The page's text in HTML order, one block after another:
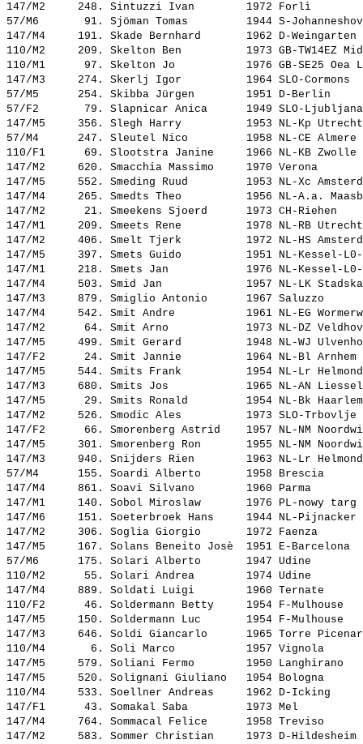
147/M2     248. Sintuzzi Ivan
1972 Forlì
57/M6       91. Sjöman Tomas
1944 S-
147/M4     191. Skade Bernhard
1962 D-
110/M2     209. Skelton Ben
1973 GB-
110/M1      97. Skelton Jo
1976 GB-SE25
147/M3     274. Skerlj Igor
1964 SLO-
57/M5      254. Skibba Jürgen
1951 D-Berlin
57/F2       79. Slapnicar Anica
1949 SLO-
147/M5     356. Slegh Harry
1953 NL-Kp
57/M4      247. Sleutel Nico
1958 NL-CE
110/F1      69. Slootstra Janine
1966 NL-KB
147/M2     620. Smacchia Massimo
1970 Verona
147/M5     552. Smeding Ruud
1953 NL-Xc
147/M4     265. Smedts Theo
1956 NL-A.a.
147/M2      21. Smeekens Sjoerd
1973 CH-
147/M1     209. Smeets Rene
1978 NL-RB
147/M2     406. Smelt Tjerk
1972 NL-HS
147/M5     397. Smets Guido
1951 NL-
147/M1     218. Smets Jan
1976 NL-
147/M4     503. Smid Jan
1957 NL-LK
147/M3     879. Smiglio Antonio
1967 Saluzzo
147/M4     542. Smit Andre
1961 NL-EG
147/M2      64. Smit Arno
1973 NL-DZ
147/M5     499. Smit Gerard
1948 NL-WJ
147/F2      24. Smit Jannie
1964 NL-Bl
147/M5     544. Smits Frank
1954 NL-Lr
147/M3     680. Smits Jos
1965 NL-AN
147/M5      29. Smits Ronald
1954 NL-Bk
147/M2     526. Smodic Ales
1973 SLO-
147/F2      66. Smorenberg Astrid
1957 NL-NM
147/M5     301. Smorenberg Ron
1955 NL-NM
147/M3     940. Snijders Rien
1963 NL-Lr
57/M4      155. Soardi Alberto
1958 Brescia
147/M4     861. Soavi Silvano
1960 Parma
147/M1     140. Sobol Miroslaw
1976 PL-nowy
147/M6     151. Soeterbroek Hans
1944 NL-
147/M2     306. Soglia Giorgio
1972 Faenza
147/M5     167. Solans Beneito Josè
1951 E-
57/M6      175. Solari Alberto
1947 Udine
110/M2      55. Solari Andrea
1974 Udine
147/M4     889. Soldati Luigi
1960 Ternate
110/F2      46. Soldermann Betty
1954 F-
147/M5     150. Soldermann Luc
1954 F-
147/M3     646. Soldi Giancarlo
1965 Torre
110/M4       6. Soli Marco
1957 Vignola
147/M5     579. Soliani Fermo
1950
147/M5     520. Solignani Giuliano
1954 Bologna
110/M4     533. Soellner Andreas
1962 D-Icking
147/F1      43. Somakal Saba
1973 Mel
147/M4     764. Sommacal Felice
1958 Treviso
147/M2     583. Sommer Christian
1973 D-